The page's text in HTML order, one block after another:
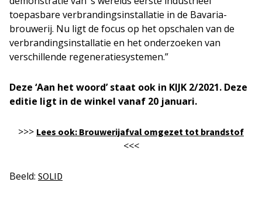
toepasbare verbrandingsinstallatie in de Bavaria-
brouwerij. Nu ligt de focus op het opschalen van de
verbrandingsinstallatie en het onderzoeken van
verschillende regeneratiesystemen.”
Deze ‘Aan het woord’ staat ook in KIJK 2/2021. Deze
editie ligt in de winkel vanaf 20 januari.
>>> Lees ook: Brouwerijafval omgezet tot brandstof
<<<
Beeld: SOLID